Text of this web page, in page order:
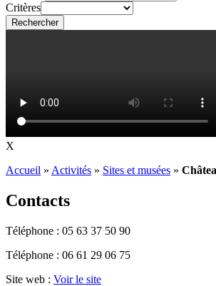
Critères
X
Accueil » Activités » Sites et musées »
Contacts
Téléphone : 05 63 37 50 90
Téléphone : 06 61 29 06 75
Site web : Voir le site